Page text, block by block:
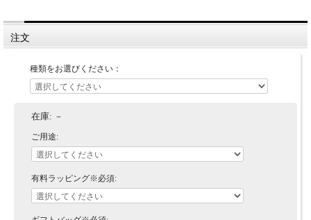
注文
種類をお選びください：
在庫: －
ご用途:
有料ラッピング※必須: